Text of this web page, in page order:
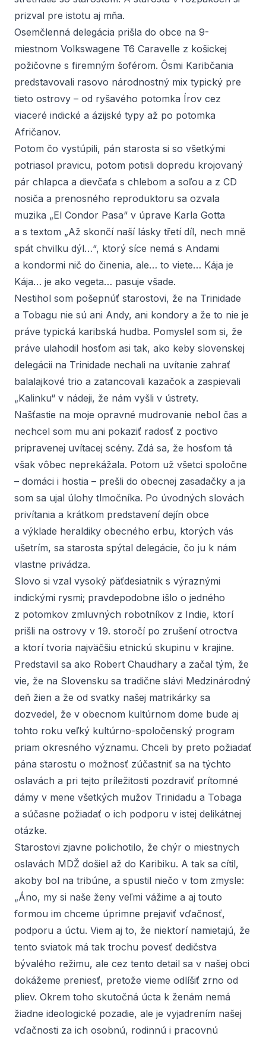
prizval pre istotu aj mňa.
Osemčlenná delegácia prišla do obce na 9-
miestnom Volkswagene T6 Caravelle z košickej
požičovne s firemným šoférom. Ôsmi Karibčania
predstavovali rasovo národnostný mix typický pre
tieto ostrovy – od ryšavého potomka Írov cez
viaceré indické a ázijské typy až po potomka
Afričanov.
Potom čo vystúpili, pán starosta si so všetkými
potriasol pravicu, potom potisli dopredu krojovaný
pár chlapca a dievčaťa s chlebom a soľou a z CD
nosiča a prenosného reproduktoru sa ozvala
muzika „El Condor Pasa“ v úprave Karla Gotta
a s textom „Až skončí naší lásky třetí díl, nech mně
spát chvilku dýl…“, ktorý síce nemá s Andami
a kondormi nič do činenia, ale… to viete… Kája je
Kája… je ako vegeta… pasuje všade.
Nestihol som pošepnúť starostovi, že na Trinidade
a Tobagu nie sú ani Andy, ani kondory a že to nie je
práve typická karibská hudba. Pomyslel som si, že
práve ulahodil hosťom asi tak, ako keby slovenskej
delegácii na Trinidade nechali na uvítanie zahrať
balalajkové trio a zatancovali kazačok a zaspievali
„Kalinku“ v nádeji, že nám vyšli v ústrety.
Našťastie na moje opravné mudrovanie nebol čas a
nechcel som mu ani pokaziť radosť z poctivo
pripravenej uvítacej scény. Zdá sa, že hosťom tá
však vôbec neprekážala. Potom už všetci spoločne
– domáci i hostia – prešli do obecnej zasadačky a ja
som sa ujal úlohy tlmočníka. Po úvodných slovách
privítania a krátkom predstavení dejín obce
a výklade heraldiky obecného erbu, ktorých vás
ušetrím, sa starosta spýtal delegácie, čo ju k nám
vlastne privádza.
Slovo si vzal vysoký päťdesiatnik s výraznými
indickými rysmi; pravdepodobne išlo o jedného
z potomkov zmluvných robotníkov z Indie, ktorí
prišli na ostrovy v 19. storočí po zrušení otroctva
a ktorí tvoria najväčšiu etnickú skupinu v krajine.
Predstavil sa ako Robert Chaudhary a začal tým, že
vie, že na Slovensku sa tradične slávi Medzinárodný
deň žien a že od svatky našej matrikárky sa
dozvedel, že v obecnom kultúrnom dome bude aj
tohto roku veľký kultúrno-spoločenský program
priam okresného významu. Chceli by preto požiadať
pána starostu o možnosť zúčastniť sa na týchto
oslavách a pri tejto príležitosti pozdraviť prítomné
dámy v mene všetkých mužov Trinidadu a Tobaga
a súčasne požiadať o ich podporu v istej delikátnej
otázke.
Starostovi zjavne polichotilo, že chýr o miestnych
oslavách MDŽ došiel až do Karibiku. A tak sa cítil,
akoby bol na tribúne, a spustil niečo v tom zmysle:
„Áno, my si naše ženy veľmi vážime a aj touto
formou im chceme úprimne prejaviť vďačnosť,
podporu a úctu. Viem aj to, že niektorí namietajú, že
tento sviatok má tak trochu povesť dedičstva
bývalého režimu, ale cez tento detail sa v našej obci
dokážeme preniesť, pretože vieme odlíšiť zrno od
pliev. Okrem toho skutočná úcta k ženám nemá
žiadne ideologické pozadie, ale je vyjadrením našej
vďačnosti za ich osobnú, rodinnú i pracovnú